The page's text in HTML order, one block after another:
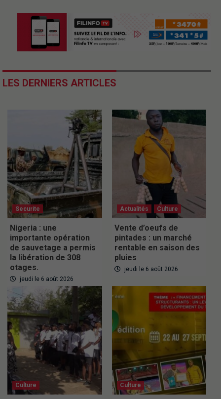
LES DERNIERS ARTICLES
Securite
Nigeria : une
importante opération
de sauvetage a permis
la libération de 308
otages.
jeudi le 6 août 2026
Actualités Culture
Vente d’oeufs de
pintades : un marché
rentable en saison des
pluies
jeudi le 6 août 2026
Culture Culture